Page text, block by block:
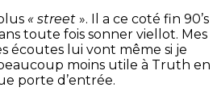
« street ». Il a ce coté fin 90’s
toute fois sonner viellot. Mes
écoutes lui vont même si je
moins utile à Truth en
porte d’entrée.